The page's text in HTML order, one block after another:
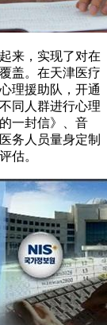
来，实现了对在
盖。在天津医疗
理援助队，开通
同人群进行心理
一封信》、音
务人员量身定制
估。